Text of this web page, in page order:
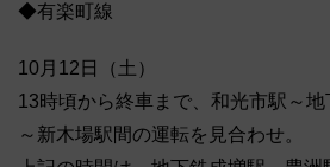
◆有楽町線
10月12日（土）
13時頃から終車まで、和光市駅～
～新木場駅間の運転を見合わせ。